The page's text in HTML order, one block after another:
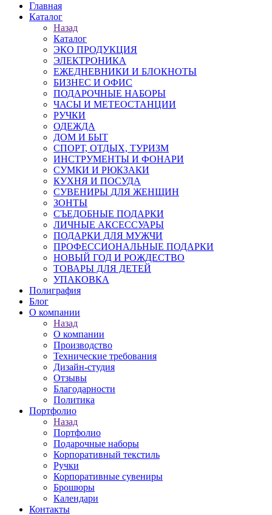
Главная
Каталог
Назад
Каталог
ЭКО ПРОДУКЦИЯ
ЭЛЕКТРОНИКА
ЕЖЕДНЕВНИКИ И БЛОКНОТЫ
БИЗНЕС И ОФИС
ПОДАРОЧНЫЕ НАБОРЫ
ЧАСЫ И МЕТЕОСТАНЦИИ
РУЧКИ
ОДЕЖДА
ДОМ И БЫТ
СПОРТ, ОТДЫХ, ТУРИЗМ
ИНСТРУМЕНТЫ И ФОНАРИ
СУМКИ И РЮКЗАКИ
КУХНЯ И ПОСУДА
СУВЕНИРЫ ДЛЯ ЖЕНЩИН
ЗОНТЫ
СЪЕДОБНЫЕ ПОДАРКИ
ЛИЧНЫЕ АКСЕССУАРЫ
ПОДАРКИ ДЛЯ МУЖЧИ
ПРОФЕССИОНАЛЬНЫЕ ПОДАРКИ
НОВЫЙ ГОД И РОЖДЕСТВО
ТОВАРЫ ДЛЯ ДЕТЕЙ
УПАКОВКА
Полиграфия
Блог
О компании
Назад
О компании
Производство
Технические требования
Дизайн-студия
Отзывы
Благодарности
Политика
Портфолио
Назад
Портфолио
Подарочные наборы
Корпоративный текстиль
Ручки
Корпоративные сувениры
Брошюры
Календари
Контакты